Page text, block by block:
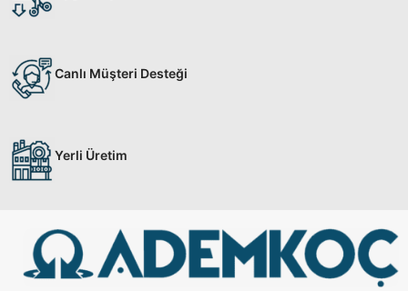
Canlı Müşteri Desteği
Yerli Üretim